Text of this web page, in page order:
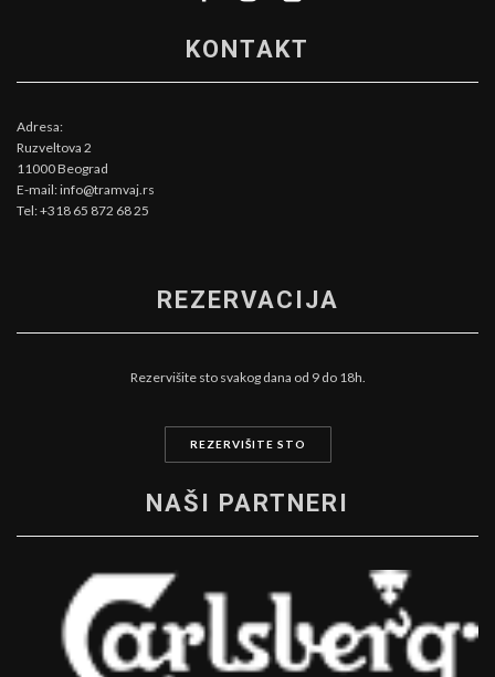
KONTAKT
Adresa:
Ruzveltova 2
11000 Beograd
E-mail: info@tramvaj.rs
Tel: +318 65 872 68 25
REZERVACIJA
Rezervišite sto svakog dana od 9 do 18h.
REZERVIŠITE STO
NAŠI PARTNERI